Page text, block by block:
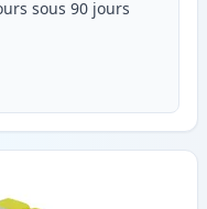
sous 90 jours